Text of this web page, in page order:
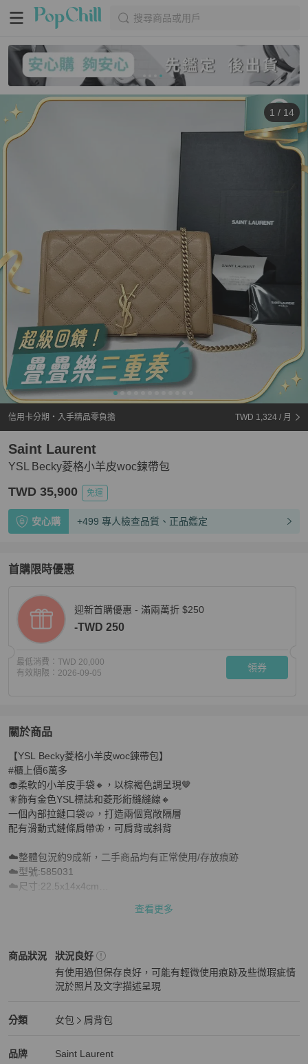
搜尋商品或用戶
1 / 14
信用卡分期・入手精品零負擔 TWD 1,324 / 月
YSL Becky菱格小羊皮woc鍊帶包
Saint Laurent
TWD 35,900 免運
安心購 +499 專人檢查品質、正品鑑定
首購限時優惠
迎新首購優惠 - 滿兩萬折 $250
-TWD 250
最低消費： TWD 20,000
有效期限： 2026-09-05 領券
關於商品
關於YSL Becky菱格小羊皮woc鍊帶包
【YSL Becky菱格小羊皮woc鍊帶包】
#櫃上價6萬多
🧁柔軟的小羊皮手袋🔸，以棕褐色調呈現🤎
🧚飾有金色YSL標誌和菱形絎縫縫線🔸
一個內部拉鏈口袋🥨，打造兩個寬敞隔層
配有滑動式鏈條肩帶🦋，可肩背或斜背
☁️整體包況約9成新，二手商品均有正常使用/存放痕跡
☁️型號:585031
☁️尺寸:22.5x14x4cm
查看更多
商品狀況
Saint Laurent女包商品狀態與細節
狀況良好
有使用過但保存良好，可能有輕微使用痕跡及些微瑕疵情
況於照片及文字描述呈現
分類
Saint Laurent女包分類資訊
女包
肩背包
品牌
Saint Laurent精品 女包品牌介紹
Saint Laurent
Saint Laurent推薦清單